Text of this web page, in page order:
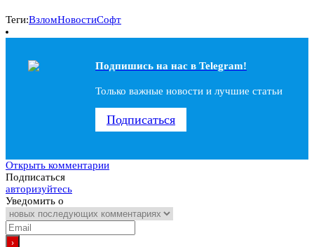
Теги:ВзломНовостиСофт
Подпишись на наc в Telegram!
Только важные новости и лучшие статьи
Подписаться
Открыть комментарии
Подписаться
авторизуйтесь
Уведомить о